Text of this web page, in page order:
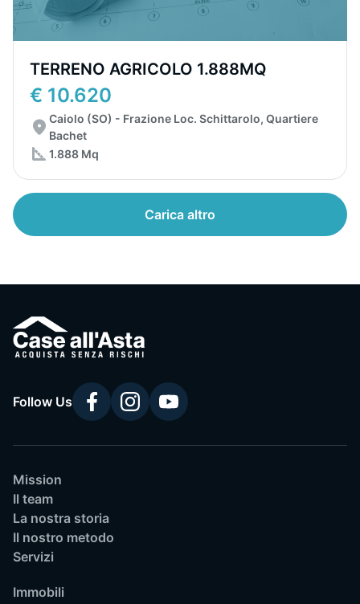
TERRENO AGRICOLO 1.888MQ
€ 10.620
Caiolo (SO) - Frazione Loc. Schittarolo, Quartiere
Bachet
1.888 Mq
Carica altro
Follow Us
Mission
Il team
La nostra storia
Il nostro metodo
Servizi
Immobili